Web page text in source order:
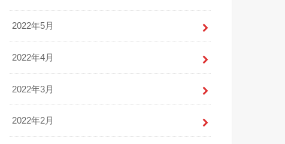
2022年5月
2022年4月
2022年3月
2022年2月